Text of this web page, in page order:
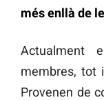
més enllà de
Actualment
membres, tot
Provenen de